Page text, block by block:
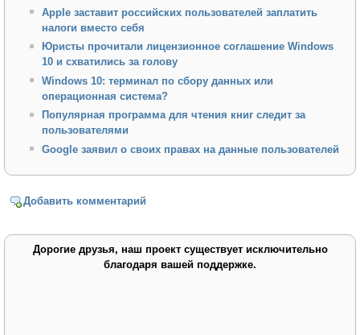
Apple заставит российских пользователей заплатить
налоги вместо себя
Юристы прочитали лицензионное соглашение Windows
10 и схватились за голову
Windows 10: терминал по сбору данных или
операционная система?
Популярная программа для чтения книг следит за
пользователями
Google заявил о своих правах на данные пользователей
Добавить комментарий
Дорогие друзья, наш проект существует исключительно
благодаря вашей поддержке.